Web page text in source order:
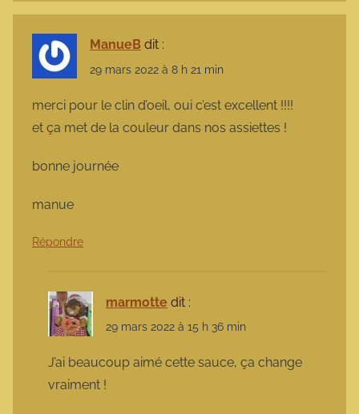
ManueB dit :
29 mars 2022 à 8 h 21 min
merci pour le clin d’oeil, oui c’est excellent !!!!
et ça met de la couleur dans nos assiettes !
bonne journée
manue
Répondre
marmotte dit :
29 mars 2022 à 15 h 36 min
J’ai beaucoup aimé cette sauce, ça change
vraiment !